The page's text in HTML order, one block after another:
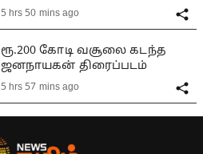
5 hrs 50 mins ago
ரூ.200 கோடி வசூலை கடந்த
ஜனநாயகன் திரைப்படம்
5 hrs 57 mins ago